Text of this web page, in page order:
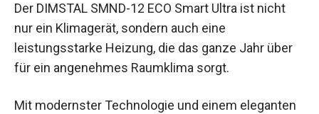
Der DIMSTAL SMND-12 ECO Smart Ultra ist nicht
nur ein Klimagerät, sondern auch eine
leistungsstarke Heizung, die das ganze Jahr über
für ein angenehmes Raumklima sorgt.
Mit modernster Technologie und einem eleganten